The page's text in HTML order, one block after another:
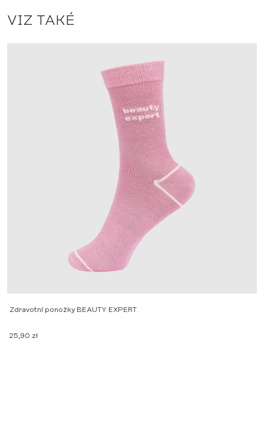
VIZ TAKÉ
Zdravotní ponožky BEAUTY EXPERT
25,90 zł